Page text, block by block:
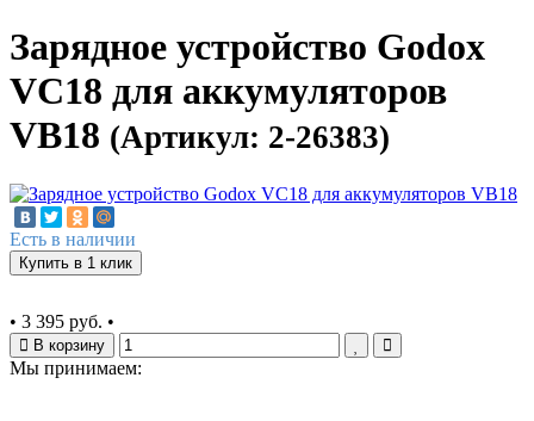
Зарядное устройство Godox
VC18 для аккумуляторов
VB18 (Артикул: 2-26383)
Есть в наличии
Купить в 1 клик
• 3 395 руб. •
В корзину
Мы принимаем: